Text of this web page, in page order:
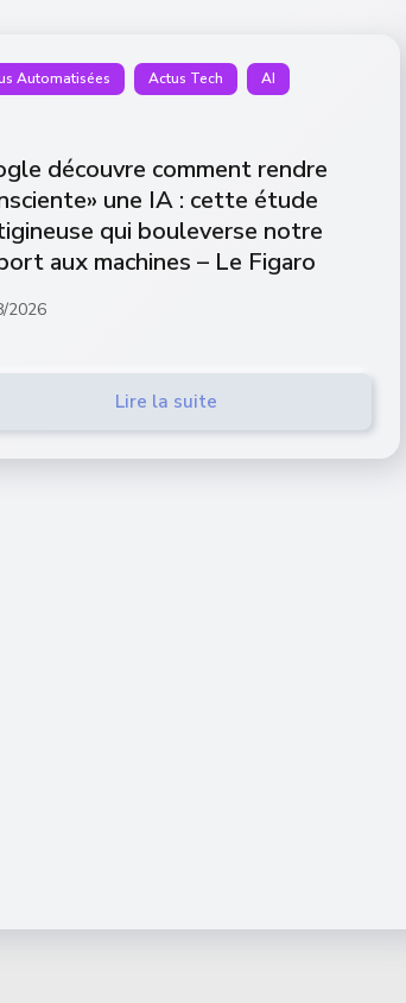
Automatisées Actus Tech AI
découvre comment rendre
une IA : cette étude
qui bouleverse notre
aux machines – Le Figaro
2026
Lire la suite